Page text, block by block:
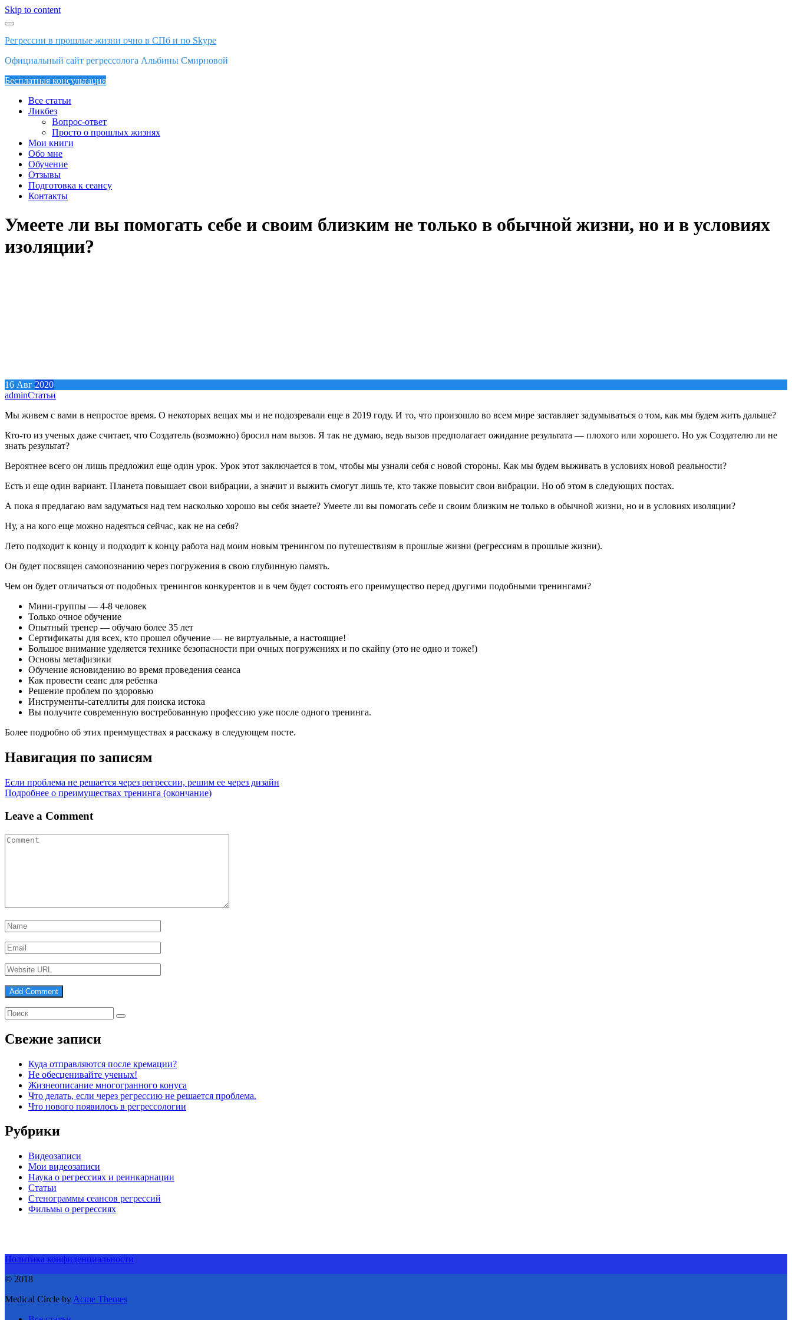
Skip to content
Регрессии в прошлые жизни очно в СПб и по Skype
Официальный сайт регрессолога Альбины Смирновой
Бесплатная консультация
Все статьи
Ликбез
Вопрос-ответ
Просто о прошлых жизнях
Мои книги
Обо мне
Обучение
Отзывы
Подготовка к сеансу
Контакты
Умеете ли вы помогать себе и своим близким не только в обычной жизни, но и в условиях
изоляции?
16 Авг 2020
adminСтатьи
Мы живем с вами в непростое время. О некоторых вещах мы и не подозревали еще в 2019 году. И то, что произошло во всем мире заставляет задумываться о том, как мы будем жить дальше?
Кто-то из ученых даже считает, что Создатель (возможно) бросил нам вызов. Я так не думаю, ведь вызов предполагает ожидание результата — плохого или хорошего. Но уж Создателю ли не
знать результат?
Вероятнее всего он лишь предложил еще один урок. Урок этот заключается в том, чтобы мы узнали себя с новой стороны. Как мы будем выживать в условиях новой реальности?
Есть и еще один вариант. Планета повышает свои вибрации, а значит и выжить смогут лишь те, кто также повысит свои вибрации. Но об этом в следующих постах.
А пока я предлагаю вам задуматься над тем насколько хорошо вы себя знаете? Умеете ли вы помогать себе и своим близким не только в обычной жизни, но и в условиях изоляции?
Ну, а на кого еще можно надеяться сейчас, как не на себя?
Лето подходит к концу и подходит к концу работа над моим новым тренингом по путешествиям в прошлые жизни (регрессиям в прошлые жизни).
Он будет посвящен самопознанию через погружения в свою глубинную память.
Чем он будет отличаться от подобных тренингов конкурентов и в чем будет состоять его преимущество перед другими подобными тренингами?
Мини-группы — 4-8 человек
Только очное обучение
Опытный тренер — обучаю более 35 лет
Сертификаты для всех, кто прошел обучение — не виртуальные, а настоящие!
Большое внимание уделяется технике безопасности при очных погружениях и по скайпу (это не одно и тоже!)
Основы метафизики
Обучение ясновидению во время проведения сеанса
Как провести сеанс для ребенка
Решение проблем по здоровью
Инструменты-сателлиты для поиска истока
Вы получите современную востребованную профессию уже после одного тренинга.
Более подробно об этих преимуществах я расскажу в следующем посте.
Навигация по записям
Если проблема не решается через регрессии, решим ее через дизайн
Подробнее о преимуществах тренинга (окончание)
Leave a Comment
Свежие записи
Куда отправляются после кремации?
Не обесценивайте ученых!
Жизнеописание многогранного конуса
Что делать, если через регрессию не решается проблема.
Что нового появилось в регрессологии
Рубрики
Видеозаписи
Мои видеозаписи
Наука о регрессиях и реинкарнации
Статьи
Стенограммы сеансов регрессий
Фильмы о регрессиях
Политика конфиденциальности
© 2018
Medical Circle by Acme Themes